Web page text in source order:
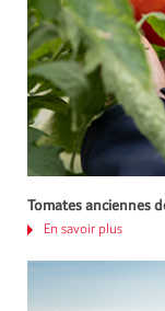
Tomates anciennes
En savoir plus